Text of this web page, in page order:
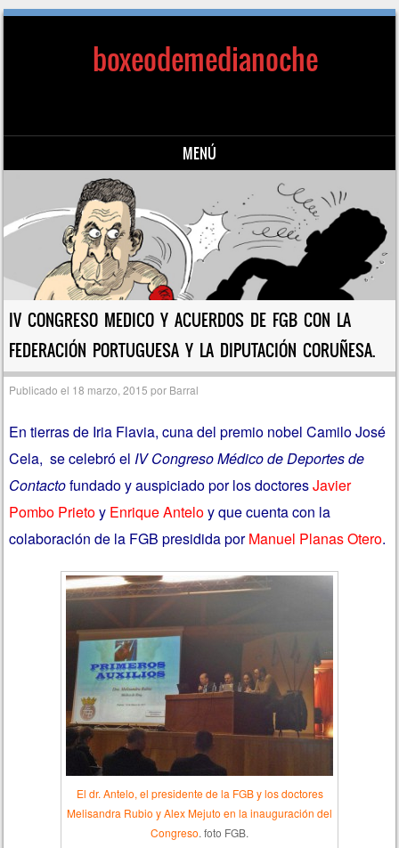
boxeodemedianoche
MENÚ
Saltar al contenido
IV CONGRESO MEDICO Y ACUERDOS DE FGB CON LA
FEDERACIÓN PORTUGUESA Y LA DIPUTACIÓN CORUÑESA.
Publicado el 18 marzo, 2015 por Barral
En tierras de Iria Flavia, cuna del premio nobel Camilo José
Cela, se celebró elIV Congreso Médico de Deportes de
Contactofundado y auspiciado por los doctoresJavier
Pombo Prietoy Enrique Anteloy que cuenta con la
colaboración de la FGB presidida porManuel Planas Otero.
El dr. Antelo, el presidente de la FGB y los doctores
Melisandra Rubio y Alex Mejuto en la inauguración del
Congreso. foto FGB.